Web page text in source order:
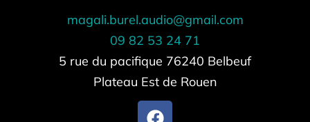
magali.burel.audio@gmail.com
09 82 53 24 71
5 rue du pacifique 76240 Belbeuf
Plateau Est de Rouen